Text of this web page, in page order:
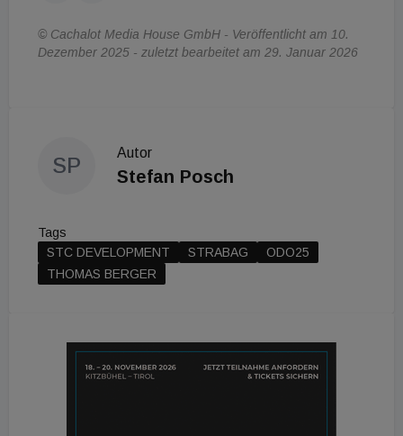
© Cachalot Media House GmbH - Veröffentlicht am 10.
Dezember 2025 - zuletzt bearbeitet am 29. Januar 2026
SP
Autor
Stefan Posch
Tags
STC DEVELOPMENT
STRABAG
ODO25
THOMAS BERGER